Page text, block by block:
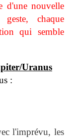
d'une nouvelle
chaque
qui semble
Uranus
:
l'imprévu, les